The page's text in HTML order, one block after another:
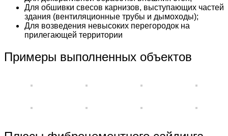
Для обшивки свесов карнизов, выступающих частей
здания (вентиляционные трубы и дымоходы);
Для возведения невысоких перегородок на
прилегающей территории
Примеры выполненных объектов